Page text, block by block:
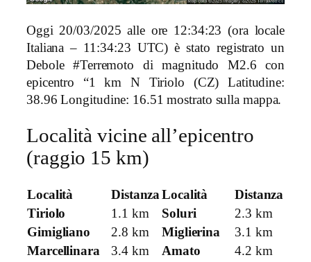
Oggi 20/03/2025 alle ore 12:34:23 (ora locale
Italiana – 11:34:23 UTC) è stato registrato un
Debole #Terremoto di magnitudo M2.6 con
epicentro “1 km N Tiriolo (CZ) Latitudine:
38.96 Longitudine: 16.51 mostrato sulla mappa.
Località vicine all’epicentro
(raggio 15 km)
Località DistanzaLocalità
Distanza
Tiriolo
1.1 km Soluri
2.3 km
Gimigliano
2.8 km Miglierina
3.1 km
Marcellinara
3.4 km Amato
4.2 km